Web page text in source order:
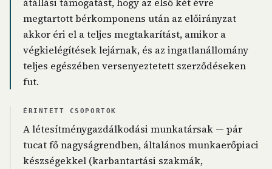
megtartott bérkomponens után az előirányzat
akkor éri el a teljes megtakarítást, amikor a
végkielégítések lejárnak, és az ingatlanállomány
teljes egészében versenyeztetett szerződéseken
fut.
ÉRINTETT CSOPORTOK
A létesítménygazdálkodási munkatársak — pár
tucat fő nagyságrendben, általános munkaerőpiaci
készségekkel (karbantartási szakmák,